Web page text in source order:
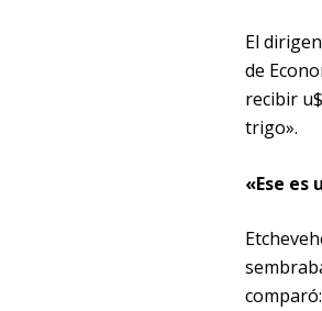
El
de
recibir
trigo».
«Ese